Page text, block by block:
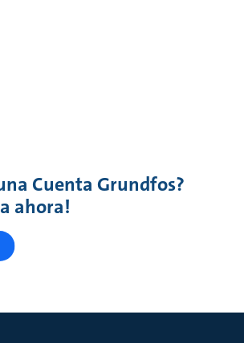
Cuenta Grundfos?
ahora!